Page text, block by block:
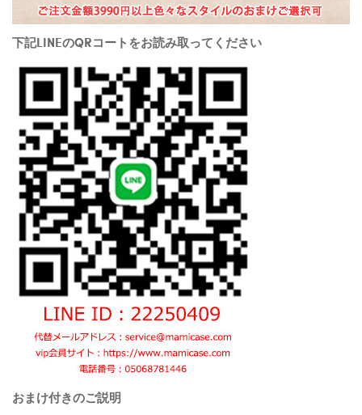
下記LINEのQRコートをお読み取ってください
おまけ付きのご説明